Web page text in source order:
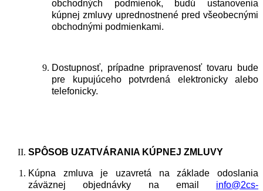
obchodných podmienok, budú ustanovenia
kúpnej zmluvy uprednostnené pred všeobecnými
obchodnými podmienkami.
Dostupnosť, prípadne pripravenosť tovaru bude
pre kupujúceho potvrdená elektronicky alebo
telefonicky.
SPÔSOB UZATVÁ RANIA KÚ PNEJ ZMLUVY
Kúpna zmluva je uzavretá na základe odoslania
záväznej objednávky na email info@2cs-